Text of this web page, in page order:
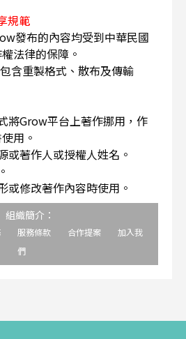
規範
發布的內容均受到中華民國
法律的保障。
含重製格式、散布及傳輸
將Grow平台上著作挪用，作
用。
或著作人或授權人姓名。
或修改著作內容時使用。
組織簡介：
服務條款 合作提案
加入我
們